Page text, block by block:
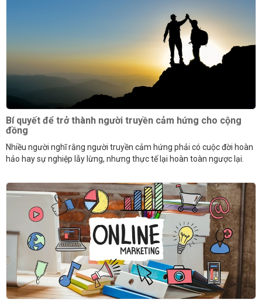
Bí quyết để trở thành người truyền cảm hứng cho cộng
đồng
Nhiều người nghĩ rằng người truyền cảm hứng phải có cuộc đời hoàn
hảo hay sự nghiệp lẫy lừng, nhưng thực tế lại hoàn toàn ngược lại.